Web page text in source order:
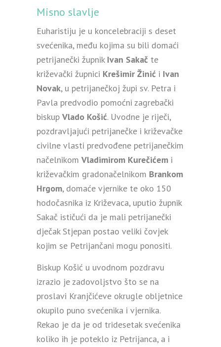
Misno slavlje
Euharistiju je u koncelebraciji s deset
svećenika, među kojima su bili domaći
petrijanečki župnik Ivan Sakač te
križevački župnici Krešimir Žinić i Ivan
Novak, u petrijanečkoj župi sv. Petra i
Pavla predvodio pomoćni zagrebački
biskup Vlado Košić. Uvodne je riječi,
pozdravljajući petrijanečke i križevačke
civilne vlasti predvođene petrijanečkim
načelnikom Vladimirom Kurečićem i
križevačkim gradonačelnikom Brankom
Hrgom, domaće vjernike te oko 150
hodočasnika iz Križevaca, uputio župnik
Sakač ističući da je mali petrijanečki
dječak Stjepan postao veliki čovjek
kojim se Petrijančani mogu ponositi.
Biskup Košić u uvodnom pozdravu
izrazio je zadovoljstvo što se na
proslavi Kranjčićeve okrugle obljetnice
okupilo puno svećenika i vjernika.
Rekao je da je od tridesetak svećenika
koliko ih je poteklo iz Petrijanca, a i